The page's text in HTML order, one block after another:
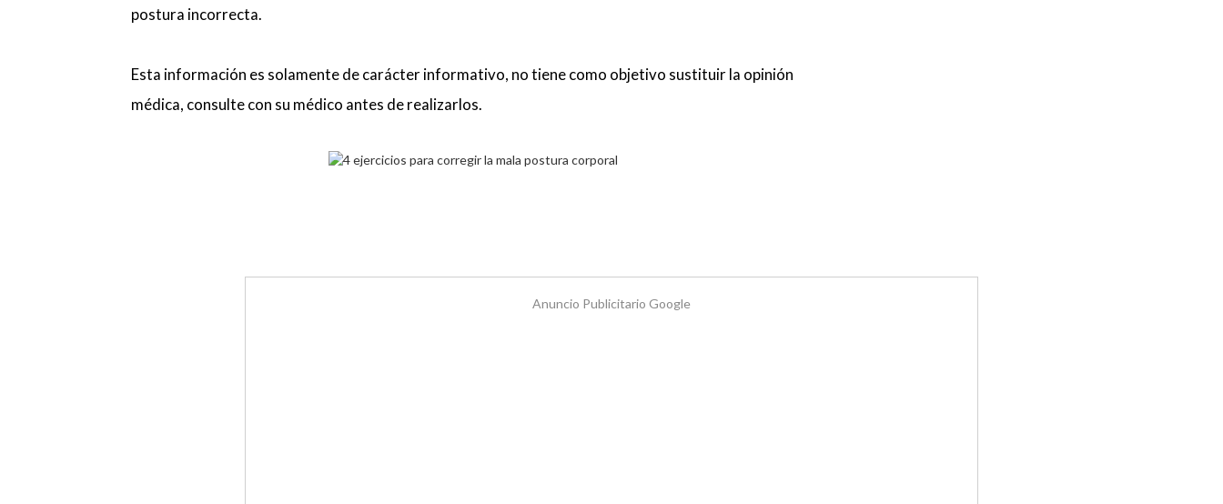
postura incorrecta.
Esta información es solamente de carácter informativo, no tiene como objetivo sustituir la opinión
médica, consulte con su médico antes de realizarlos.
Anuncio Publicitario Google